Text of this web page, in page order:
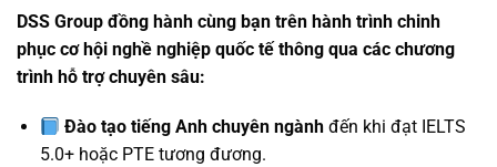
DSS Group đồng hành cùng bạn trên hành trình chinh
phục cơ hội nghề nghiệp quốc tế thông qua các chương
trình hỗ trợ chuyên sâu:
Đào tạo tiếng Anh chuyên ngành đến khi đạt IELTS
5.0+ hoặc PTE tương đương.